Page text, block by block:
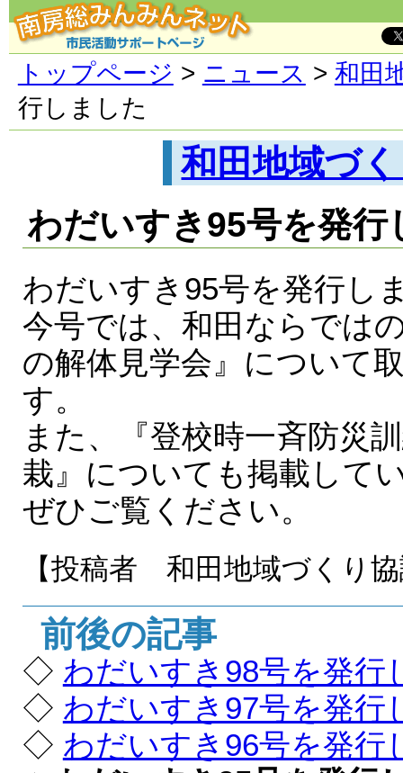
トップページ > ニュース > 和田
行しました
和田地域づ
わだいすき95号を発行
わだいすき95号を発行し
今号では、和田ならでは
の解体見学会』について
す。
また、『登校時一斉防災
栽』についても掲載して
ぜひご覧ください。
【投稿者 和田地域づくり
前後の記事
◇ わだいすき98号を発行
◇ わだいすき97号を発行
◇ わだいすき96号を発行